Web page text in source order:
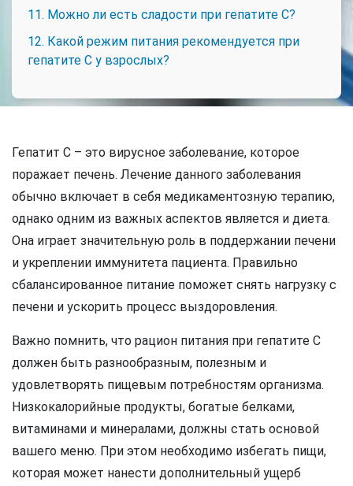
11. Можно ли есть сладости при гепатите C?
12. Какой режим питания рекомендуется при
гепатите C у взрослых?
Гепатит C – это вирусное заболевание, которое
поражает печень. Лечение данного заболевания
обычно включает в себя медикаментозную терапию,
однако одним из важных аспектов является и диета.
Она играет значительную роль в поддержании печени
и укреплении иммунитета пациента. Правильно
сбалансированное питание поможет снять нагрузку с
печени и ускорить процесс выздоровления.
Важно помнить, что рацион питания при гепатите C
должен быть разнообразным, полезным и
удовлетворять пищевым потребностям организма.
Низкокалорийные продукты, богатые белками,
витаминами и минералами, должны стать основой
вашего меню. При этом необходимо избегать пищи,
которая может нанести дополнительный ущерб